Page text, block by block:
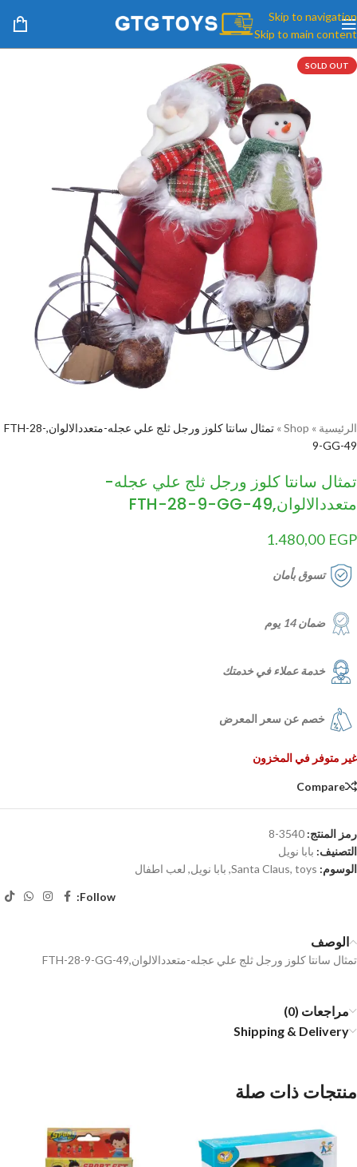
Skip to navigation
Skip to main content
SOLD OUT
الرئيسية »
Shop
»
تمثال سانتا كلوز ورجل ثلج علي عجله-متعددالالوان,FTH-28-
9-GG-49
تمثال سانتا كلوز ورجل ثلج علي عجله-
متعددالالوان,FTH-28-9-GG-49
1.480,00 EGP
تسوق بأمان
ضمان 14 يوم
خدمة عملاء في خدمتك
خصم عن سعر المعرض
غير متوفر في المخزون
Compare
رمز المنتج: 3540-8
التصنيف: بابا نويل
الوسوم:
Santa Claus, toys
, بابا نويل, لعب اطفال
Follow:
الوصف
تمثال سانتا كلوز ورجل ثلج علي عجله-متعددالالوان,FTH-28-9-GG-49
مراجعات (0)
Shipping & Delivery
منتجات ذات صلة